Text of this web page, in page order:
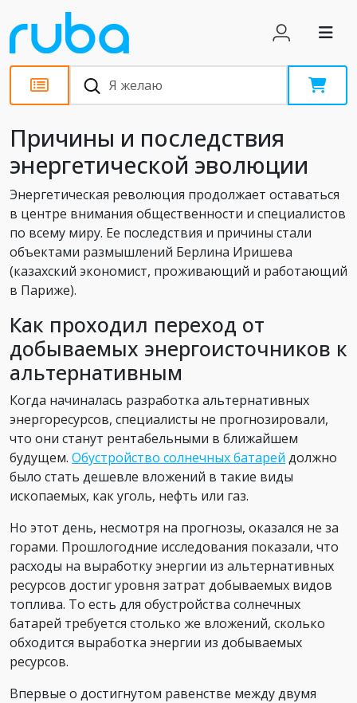
Статьи
Причины и последствия
энергетической эволюции
Энергетическая революция продолжает оставаться
в центре внимания общественности и специалистов
по всему миру. Ее последствия и причины стали
объектами размышлений Берлина Иришева
(казахский экономист, проживающий и работающий
в Париже).
Как проходил переход от
добываемых энергоисточников к
альтернативным
Когда начиналась разработка альтернативных
энергоресурсов, специалисты не прогнозировали,
что они станут рентабельными в ближайшем
будущем. Обустройство солнечных батарей должно
было стать дешевле вложений в такие виды
ископаемых, как уголь, нефть или газ.
Но этот день, несмотря на прогнозы, оказался не за
горами. Прошлогодние исследования показали, что
расходы на выработку энергии из альтернативных
ресурсов достиг уровня затрат добываемых видов
топлива. То есть для обустройства солнечных
батарей требуется столько же вложений, сколько
обходится выработка энергии из добываемых
ресурсов.
Впервые о достигнутом равенстве между двумя